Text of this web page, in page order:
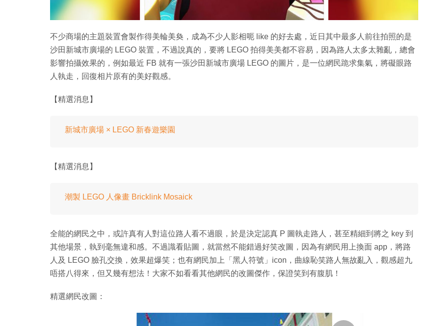
不少商場的主題裝置會製作得美輪美奐，成為不少人影相呃 like 的好去處，近日其中最多人前往拍照的是
沙田新城市廣場的 LEGO 裝置，不過說真的，要將 LEGO 拍得美美都不容易，因為路人太多太雜亂，總會
影響拍攝效果的，例如最近 FB 就有一張沙田新城市廣場 LEGO 的圖片，是一位網民跪求集氣，將礙眼路
人執走，回復相片原有的美好觀感。
【精選消息】
新城市廣場 × LEGO 新春遊樂園
【精選消息】
潮製 LEGO 人像畫 Bricklink Mosaick
全能的網民之中，或許真有人對這位路人看不過眼，於是決定認真 P 圖執走路人，甚至精細到將之 key 到
其他場景，執到毫無違和感。不過識看貼圖，就當然不能錯過好笑改圖，因為有網民用上換面 app，將路
人及 LEGO 臉孔交換，效果超爆笑；也有網民加上「黑人符號」icon，曲線恥笑路人無故亂入，觀感超九
唔搭八得來，但又幾有想法！大家不如看看其他網民的改圖傑作，保證笑到有腹肌！
精選網民改圖：